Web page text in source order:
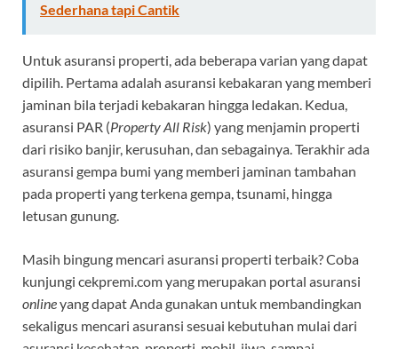
Sederhana tapi Cantik
Untuk asuransi properti, ada beberapa varian yang dapat
dipilih. Pertama adalah asuransi kebakaran yang memberi
jaminan bila terjadi kebakaran hingga ledakan. Kedua,
asuransi PAR (Property All Risk) yang menjamin properti
dari risiko banjir, kerusuhan, dan sebagainya. Terakhir ada
asuransi gempa bumi yang memberi jaminan tambahan
pada properti yang terkena gempa, tsunami, hingga
letusan gunung.
Masih bingung mencari asuransi properti terbaik? Coba
kunjungi cekpremi.com yang merupakan portal asuransi
onlineyang dapat Anda gunakan untuk membandingkan
sekaligus mencari asuransi sesuai kebutuhan mulai dari